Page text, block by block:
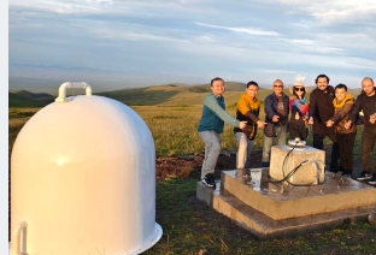
өндөр
нарийвчлал
бүхий
станцыг
байрлууллаа